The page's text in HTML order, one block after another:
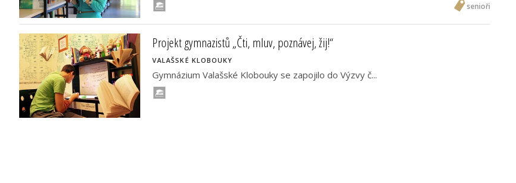
senioři
Projekt gymnazistů „Čti, mluv, poznávej, žij!“
VALAŠSKÉ KLOBOUKY
Gymnázium Valašské Klobouky se zapojilo do Výzvy č...